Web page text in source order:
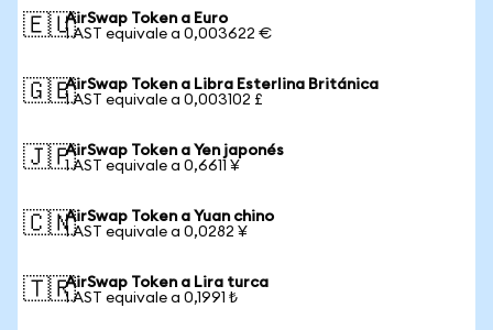
🇪🇺AirSwap Token a Euro
1 AST equivale a 0,003622 €
🇬🇧AirSwap Token a Libra Esterlina Británica
1 AST equivale a 0,003102 £
🇯🇵AirSwap Token a Yen japonés
1 AST equivale a 0,6611 ¥
🇨🇳AirSwap Token a Yuan chino
1 AST equivale a 0,0282 ¥
🇹🇷AirSwap Token a Lira turca
1 AST equivale a 0,1991 ₺